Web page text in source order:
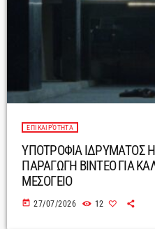
ΕΠΙΚΑΙΡΌΤΗΤΑ
ΥΠΟΤΡΟΦΙΑ ΙΔΡΥΜΑΤΟΣ
ΠΑΡΑΓΩΓΗ ΒΙΝΤΕΟ ΓΙΑ
ΜΕΣΟΓΕΙΟ
today 27/07/2026 12